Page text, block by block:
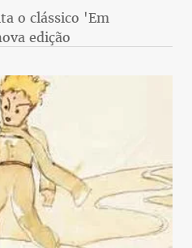
o clássico 'Em
edição